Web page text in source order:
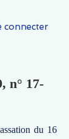
connecter
n° 17-
du 16